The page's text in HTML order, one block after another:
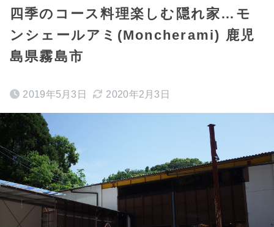
四季のコース料理楽しむ隠れ家…モ
ンシェールアミ(Moncherami) 鹿児
島県霧島市
2019年5月3日 2020年2月3日